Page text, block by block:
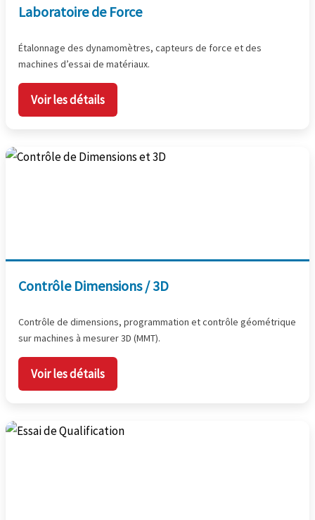
Laboratoire de Force
Étalonnage des dynamomètres, capteurs de force et des
machines d’essai de matériaux.
Voir les détails
Contrôle Dimensions / 3D
Contrôle de dimensions, programmation et contrôle géométrique
sur machines à mesurer 3D (MMT).
Voir les détails